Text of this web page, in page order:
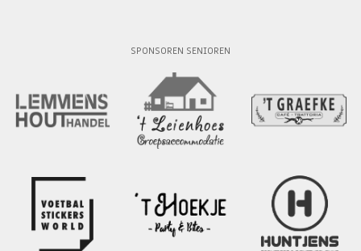
SPONSOREN SENIOREN